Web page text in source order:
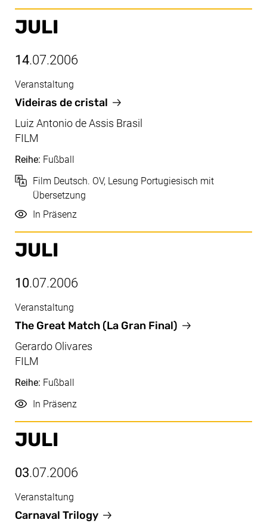
JULI
14.07.2006
Juli, 14.07.2006
Videiras de cristal
Veranstaltung
Luiz Antonio de Assis Brasil
FILM
Reihe: Fußball
Sprache
Film Deutsch. OV, Lesung Portugiesisch mit
Übersetzung
Durchführung
In Präsenz
JULI
10.07.2006
Juli, 10.07.2006
The Great Match (La Gran Final)
Veranstaltung
Gerardo Olivares
FILM
Reihe: Fußball
Durchführung
In Präsenz
JULI
03.07.2006
Juli, 03.07.2006
Carnaval Trilogy
Veranstaltung